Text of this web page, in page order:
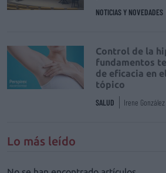
NOTICIAS Y NOVEDADES
Control de la
fundamentos
de eficacia en
tópico
SALUD Irene
Lo más leído